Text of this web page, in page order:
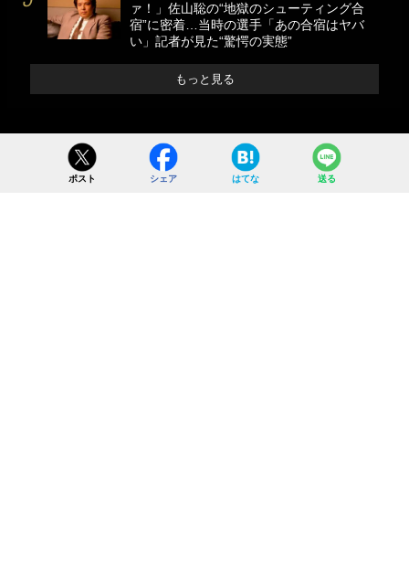
ァ！」佐山聡の“地獄のシューティング合
宿”に密着…当時の選手「あの合宿はヤバ
い」記者が見た“驚愕の実態”
もっと見る
ポスト シェア はてな 送る